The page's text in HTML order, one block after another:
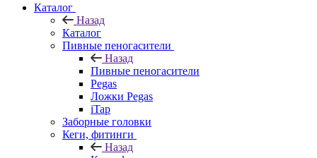
Каталог
Назад
Каталог
Пивные пеногасители
Назад
Пивные пеногасители
Pegas
Ложки Pegas
iTap
Заборные головки
Кеги, фитинги
Назад